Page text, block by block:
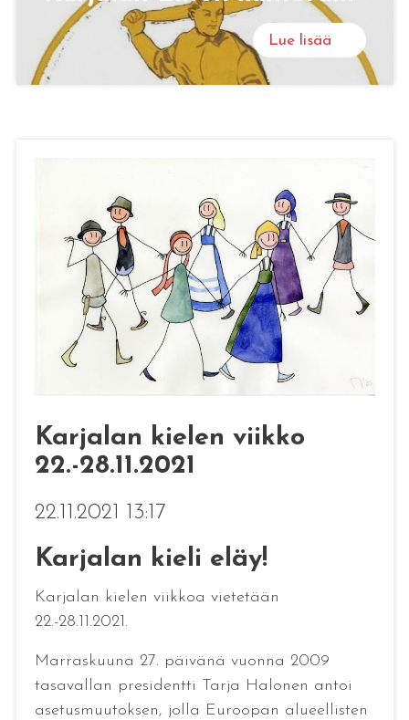
Lue lisää
Karjalan kielen viikko
22.-28.11.2021
22.11.2021 13:17
Karjalan kieli eläy!
Karjalan kielen viikkoa vietetään
22.-28.11.2021.
Marraskuuna 27. päivänä vuonna 2009
tasavallan presidentti Tarja Halonen antoi
asetusmuutoksen, jolla Euroopan alueellisten